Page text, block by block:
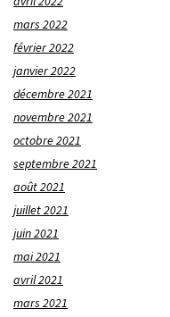
mars 2022
février 2022
janvier 2022
décembre 2021
novembre 2021
octobre 2021
septembre 2021
août 2021
juillet 2021
juin 2021
mai 2021
avril 2021
mars 2021